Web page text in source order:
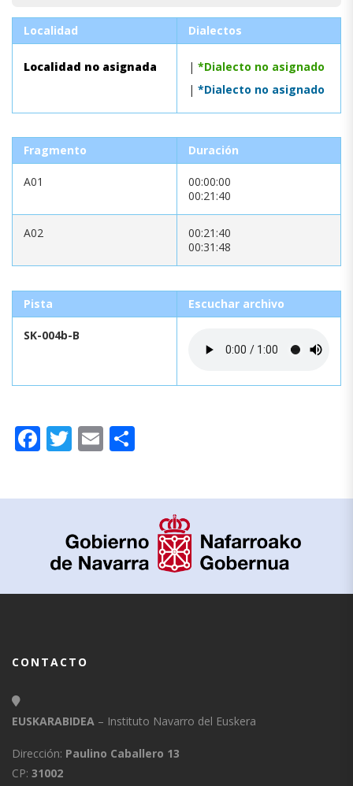
Localidad Dialectos
Localidad no asignada | *Dialecto no asignado
| *Dialecto no asignado
Fragmento Duración
A01
00:00:00
00:21:40
A02
00:21:40
00:31:48
Pista Escuchar archivo
SK-004b-B
Facebook
Twitter
Email
CONTACTO
EUSKARABIDEA – Instituto Navarro del Euskera
Dirección: Paulino Caballero 13
CP: 31002